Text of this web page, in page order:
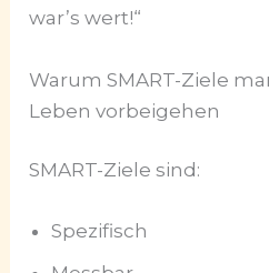
war’s wert!“
Warum SMART-Ziele
Leben vorbeigehen
SMART-Ziele sind:
Spezifisch